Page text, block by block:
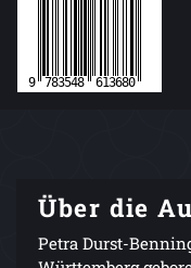
Über die
Petra Durst-